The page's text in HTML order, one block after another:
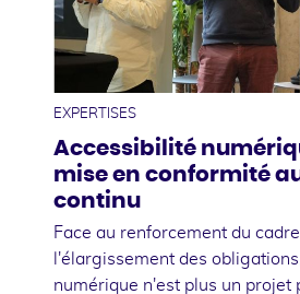
EXPERTISES
Accessibilité
mise en conformité
continu
Face au renforcement du
l'élargissement des
numérique n'est plus un projet